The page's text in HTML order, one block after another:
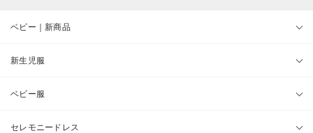
ベビー｜新商品
新生児服
ベビー服
セレモニードレス